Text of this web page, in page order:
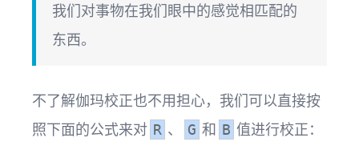
我们对事物在我们眼中的感觉相匹配的
东西。
不了解伽玛校正也不用担心，我们可以直接按
照下面的公式来对 R 、 G 和 B 值进行校正：